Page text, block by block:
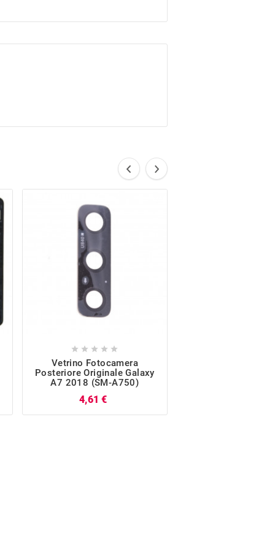
    
Vetrino Fotocamera
Posteriore Originale Galaxy
A7 2018 (SM-A750)
4,61 €